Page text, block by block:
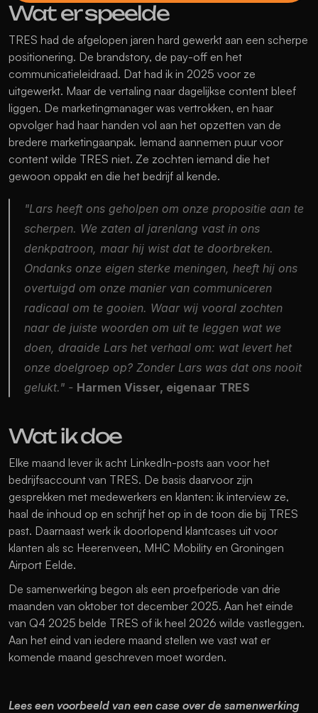
Wat er speelde
TRES had de afgelopen jaren hard gewerkt aan een scherpe
positionering. De brandstory, de pay-off en het
communicatieleidraad. Dat had ik in 2025 voor ze
uitgewerkt. Maar de vertaling naar dagelijkse content bleef
liggen. De marketingmanager was vertrokken, en haar
opvolger had haar handen vol aan het opzetten van de
bredere marketingaanpak. Iemand aannemen puur voor
content wilde TRES niet. Ze zochten iemand die het
gewoon oppakt en die het bedrijf al kende.
"Lars heeft ons geholpen om onze propositie aan te
scherpen. We zaten al jarenlang vast in ons
denkpatroon, maar hij wist dat te doorbreken.
Ondanks onze eigen sterke meningen, heeft hij ons
overtuigd om onze manier van communiceren
radicaal om te gooien. Waar wij vooral zochten
naar de juiste woorden om uit te leggen wat we
doen, draaide Lars het verhaal om: wat levert het
onze doelgroep op? Zonder Lars was dat ons nooit
gelukt." - Harmen Visser, eigenaar TRES
Wat ik doe
Elke maand lever ik acht LinkedIn-posts aan voor het
bedrijfsaccount van TRES. De basis daarvoor zijn
gesprekken met medewerkers en klanten: ik interview ze,
haal de inhoud op en schrijf het op in de toon die bij TRES
past. Daarnaast werk ik doorlopend klantcases uit voor
klanten als sc Heerenveen, MHC Mobility en Groningen
Airport Eelde.
De samenwerking begon als een proefperiode van drie
maanden van oktober tot december 2025. Aan het einde
van Q4 2025 belde TRES of ik heel 2026 wilde vastleggen.
Aan het eind van iedere maand stellen we vast wat er
komende maand geschreven moet worden.
Lees een voorbeeld van een case over de samenwerking